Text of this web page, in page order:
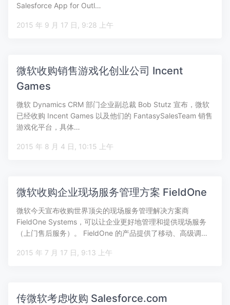
Salesforce App for Outl…
2015 年 9 月 17 日, 9:28 上午
微软收购销售游戏化创业公司 Incent
Games
微软 Dynamics CRM 部门企业副总裁 Bob Stutz 宣布，微软
已经收购 Incent Games 以及他们的 FantasySalesTeam 销售
游戏化平台，具体…
2015 年 8 月 4 日, 10:15 上午
微软收购企业现场服务管理方案 FieldOne
微软今天宣布收购世界顶尖的现场服务管理解决方案商
FieldOne Systems，可以让企业更好地管理和提供现场服务
（上门售后服务）。 FieldOne 的产品提供了移动、高级调…
2015 年 7 月 17 日, 9:13 上午
传微软考虑收购 Salesforce.com